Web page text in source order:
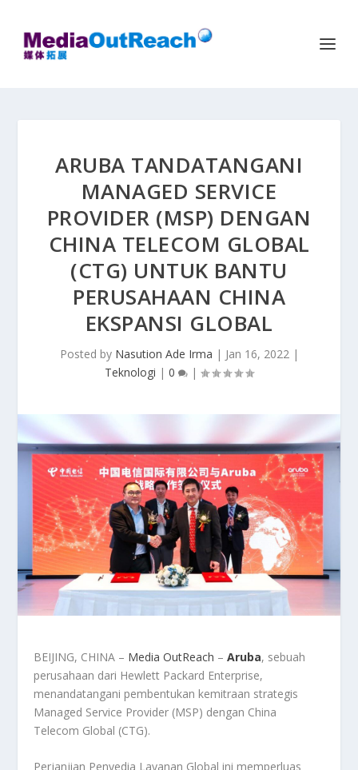
ARUBA TANDATANGANI
MANAGED SERVICE
PROVIDER (MSP) DENGAN
CHINA TELECOM GLOBAL
(CTG) UNTUK BANTU
PERUSAHAAN CHINA
EKSPANSI GLOBAL
Posted by Nasution Ade Irma | Jan 16, 2022|
Teknologi | 0 |
BEIJING, CHINA – Media OutReach –Aruba, sebuah
perusahaan dari Hewlett Packard Enterprise,
menandatangani pembentukan kemitraan strategis
Managed Service Provider (MSP) dengan China
Telecom Global (CTG).
Perjanjian Penyedia Layanan Global ini memperluas